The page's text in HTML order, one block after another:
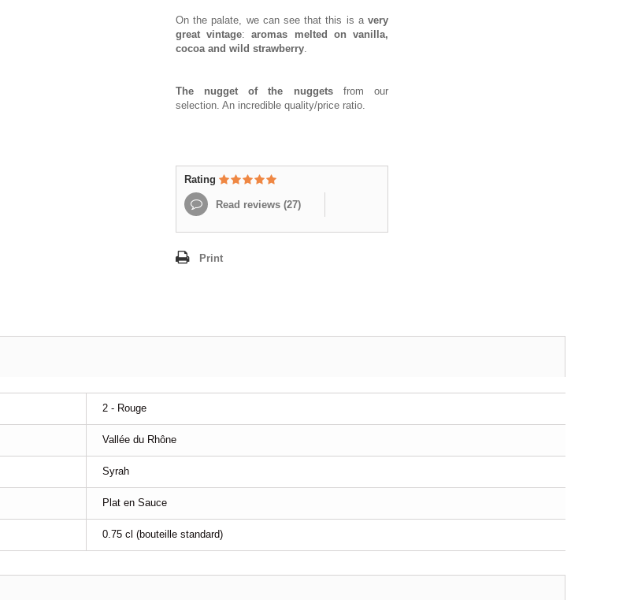
On the palate, we can see that this is a very
great vintage:aromas melted on vanilla,
cocoa and wild strawberry
The nugget of the nuggetsfrom our
selection. An incredible quality/price ratio.
Rating
Read reviews (27)
Print
2 - Rouge
Vallée du Rhône
Syrah
Plat en Sauce
0.75 cl (bouteille standard)